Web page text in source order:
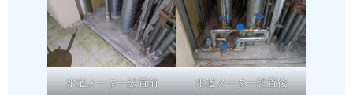
水道メーター設置前 水道メーター設置後